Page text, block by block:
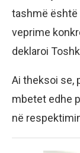
tashmë është
veprime
deklaroi
Ai theksoi se,
mbetet edhe
në